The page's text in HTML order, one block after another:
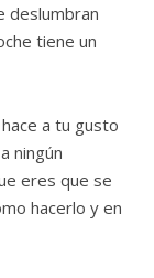
deslumbran
tiene un
a tu gusto
ningún
eres que se
hacerlo y en